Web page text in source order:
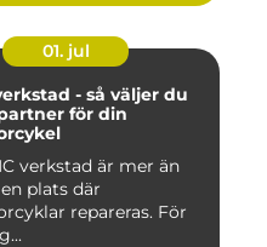
01. jul
- så väljer du
för din
verkstad är mer än
plats där
repareras. För